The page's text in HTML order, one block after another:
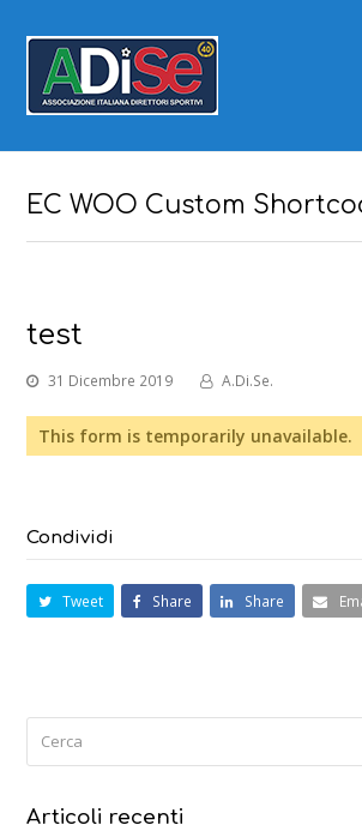
EC WOO Custom
test
31 Dicembre 2019 A.Di.Se.
This form is temporarily unavailable.
Condividi
Tweet Share Share
Articoli recenti